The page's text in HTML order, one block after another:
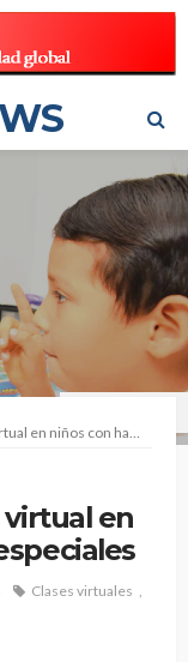
con habilidades especiales
virtual en
Clases virtuales